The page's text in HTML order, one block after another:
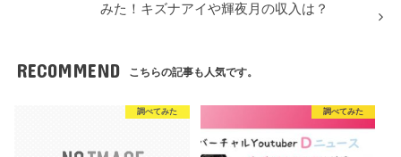
みた！キズナアイや輝夜月の収入は？
RECOMMEND こちらの記事も人気です。
調べてみた 調べてみた